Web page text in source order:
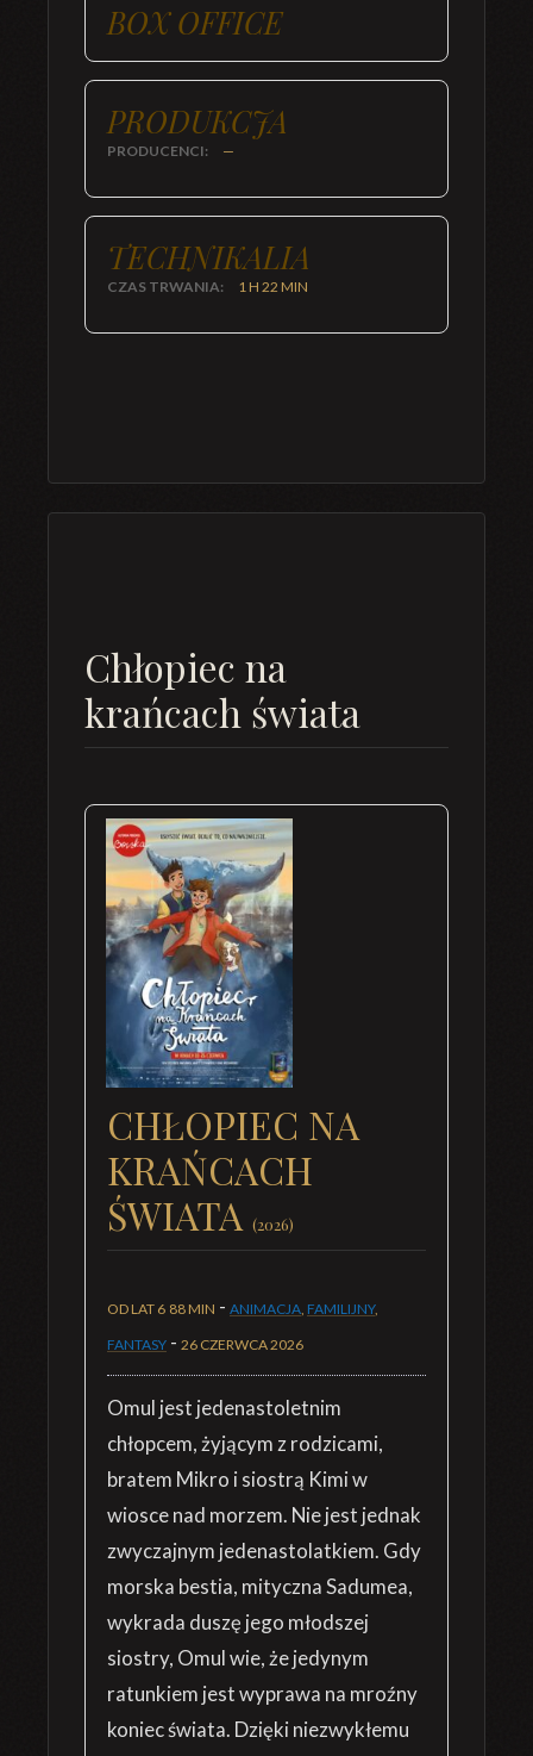
BOX OFFICE
PRODUKCJA
PRODUCENCI: —
TECHNIKALIA
CZAS TRWANIA: 1 H 22 MIN
Chłopiec na
krańcach świata
CHŁOPIEC NA
KRAŃCACH
ŚWIATA (2026)
OD LAT 6 88 MIN - ANIMACJA, FAMILIJNY,
FANTASY - 26 CZERWCA 2026
Omul jest jedenastoletnim
chłopcem, żyjącym z rodzicami,
bratem Mikro i siostrą Kimi w
wiosce nad morzem. Nie jest jednak
zwyczajnym jedenastolatkiem. Gdy
morska bestia, mityczna Sadumea,
wykrada duszę jego młodszej
siostry, Omul wie, że jedynym
ratunkiem jest wyprawa na mroźny
koniec świata. Dzięki niezwykłemu